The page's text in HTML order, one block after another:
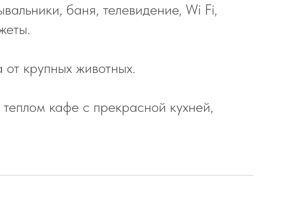
баня, телевидение, Wi Fi,
крупных животных.
кафе с прекрасной кухней,